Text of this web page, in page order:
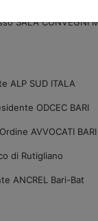
CONVEGNI
ALP SUD ITALA
ODCEC BARI
AVVOCATI BARI
di Rutigliano
ANCREL Bari-Bat